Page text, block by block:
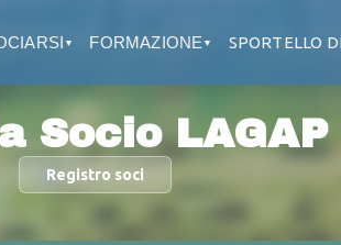
▼ FORMAZIONE ▼ SPORTELLO
Socio LAGAP
Registro soci